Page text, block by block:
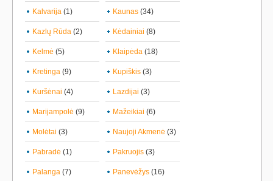
Kalvarija (1) Kaunas (34)
Kazlų Rūda (2) Kėdainiai (8)
Kelmė (5) Klaipėda (18)
Kretinga (9) Kupiškis (3)
Kuršėnai (4) Lazdijai (3)
Marijampolė (9) Mažeikiai (6)
Molėtai (3) Naujoji Akmenė (3)
Pabradė (1) Pakruojis (3)
Palanga (7) Panevėžys (16)